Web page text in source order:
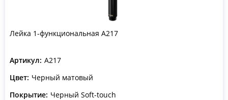
Лейка 1-функциональная A217
Артикул: A217
Цвет: Черный матовый
Покрытие: Черный Soft-touch